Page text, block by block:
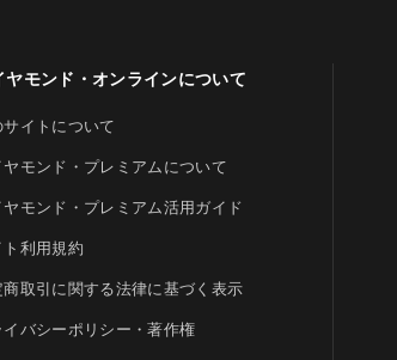
ヤモンド・オンラインについて
サイトについて
ヤモンド・プレミアムについて
ヤモンド・プレミアム活用ガイド
利用規約
商取引に関する法律に基づく表示
イバシーポリシー・著作権